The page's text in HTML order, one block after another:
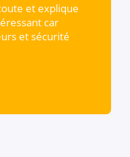
et explique
car
et sécurité